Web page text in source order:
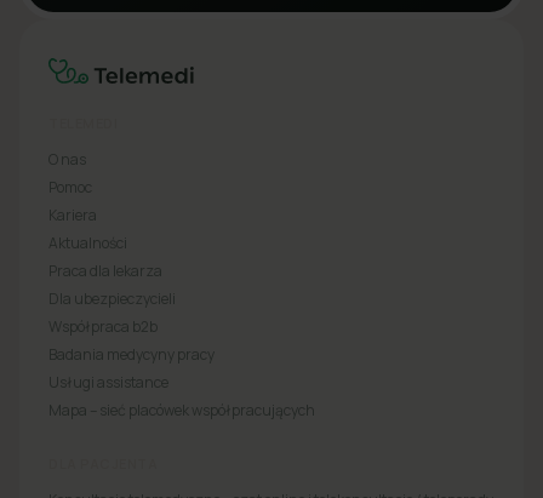
O nas
Pomoc
Kariera
Aktualności
Praca dla lekarza
Dla ubezpieczycieli
Współpraca b2b
Badania medycyny pracy
Usługi assistance
Mapa – sieć placówek współpracujących